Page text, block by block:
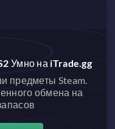
Умно на iTrade.gg
предметы Steam.
обмена на